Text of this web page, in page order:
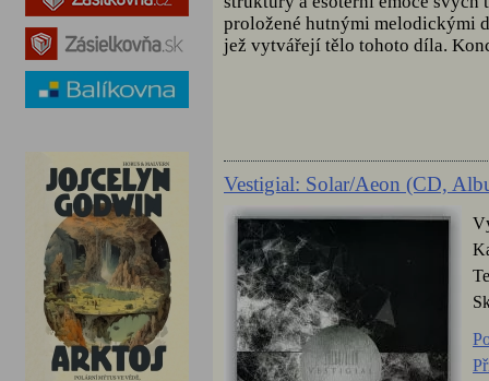
proložené hutnými melodickými
jež vytvářejí tělo tohoto díla.
Vestigial: Solar/Aeon (CD,